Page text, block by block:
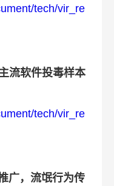
tech/vir_re
流软件投毒样本
tech/vir_re
广，流氓行为传